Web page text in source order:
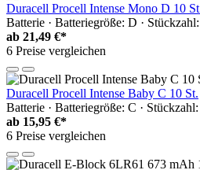
Duracell Procell Intense Mono D 10
Batterie · Batteriegröße: D ·
ab 21,49 €*
6 Preise vergleichen
Duracell Procell Intense Baby C 10 St.
Batterie · Batteriegröße: C ·
ab 15,95 €*
6 Preise vergleichen